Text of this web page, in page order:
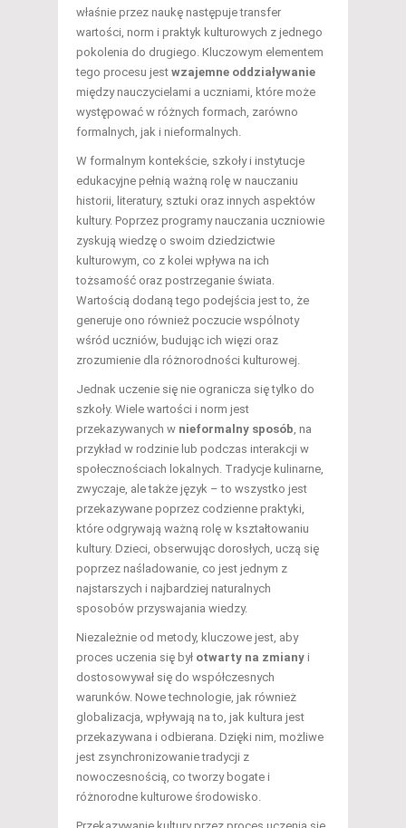
właśnie przez naukę następuje transfer
wartości, norm i praktyk kulturowych z jednego
pokolenia do drugiego. Kluczowym elementem
tego procesu jest wzajemne oddziaływanie
między nauczycielami a uczniami, które może
występować w różnych formach, zarówno
formalnych, jak i nieformalnych.
W formalnym kontekście, szkoły i instytucje
edukacyjne pełnią ważną rolę w nauczaniu
historii, literatury, sztuki oraz innych aspektów
kultury. Poprzez programy nauczania uczniowie
zyskują wiedzę o swoim dziedzictwie
kulturowym, co z kolei wpływa na ich
tożsamość oraz postrzeganie świata.
Wartością dodaną tego podejścia jest to, że
generuje ono również poczucie wspólnoty
wśród uczniów, budując ich więzi oraz
zrozumienie dla różnorodności kulturowej.
Jednak uczenie się nie ogranicza się tylko do
szkoły. Wiele wartości i norm jest
przekazywanych w nieformalny sposób , na
przykład w rodzinie lub podczas interakcji w
społecznościach lokalnych. Tradycje kulinarne,
zwyczaje, ale także język – to wszystko jest
przekazywane poprzez codzienne praktyki,
które odgrywają ważną rolę w kształtowaniu
kultury. Dzieci, obserwując dorosłych, uczą się
poprzez naśladowanie, co jest jednym z
najstarszych i najbardziej naturalnych
sposobów przyswajania wiedzy.
Niezależnie od metody, kluczowe jest, aby
proces uczenia się był otwarty na zmiany i
dostosowywał się do współczesnych
warunków. Nowe technologie, jak również
globalizacja, wpływają na to, jak kultura jest
przekazywana i odbierana. Dzięki nim, możliwe
jest zsynchronizowanie tradycji z
nowoczesnością, co tworzy bogate i
różnorodne kulturowe środowisko.